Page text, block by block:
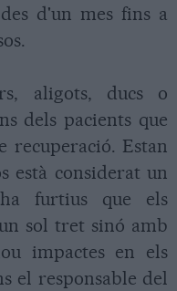
d'un mes fins a
aligots, ducs o
dels pacients que
recuperació. Estan
està considerat un
furtius que els
sol tret sinó amb
impactes en els
el responsable del